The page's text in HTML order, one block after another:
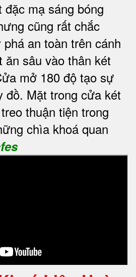
đặc mạ sáng bóng
cũng rất chắc
an toàn trên cánh
sâu vào thân két
mở 180 độ tạo sự
đồ. Mặt trong cửa két
thuận tiện trong
chìa khoá quan